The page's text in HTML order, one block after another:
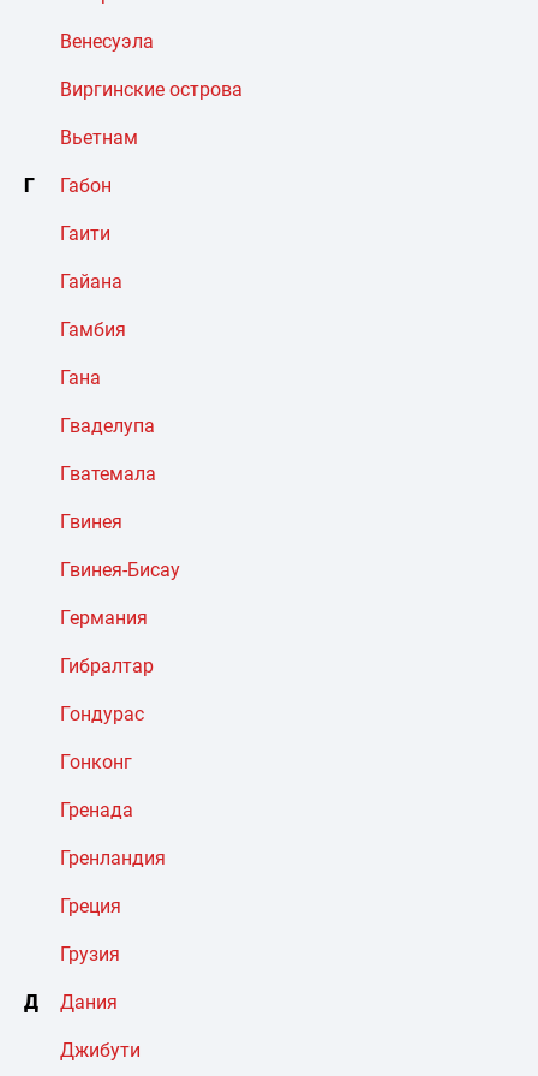
Венесуэла
Виргинские острова
Вьетнам
Г Габон
Гаити
Гайана
Гамбия
Гана
Гваделупа
Гватемала
Гвинея
Гвинея-Бисау
Германия
Гибралтар
Гондурас
Гонконг
Гренада
Гренландия
Греция
Грузия
Д Дания
Джибути